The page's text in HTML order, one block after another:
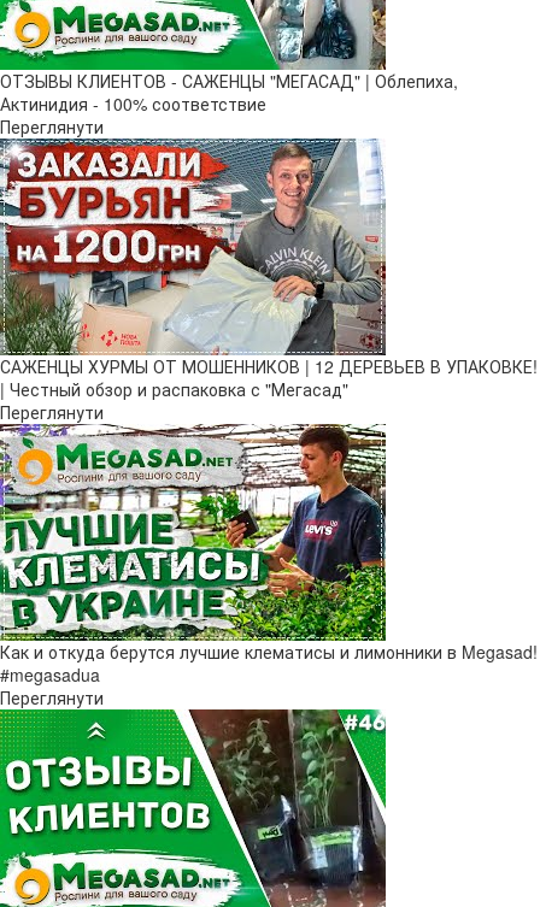
ОТЗЫВЫ КЛИЕНТОВ - САЖЕНЦЫ "МЕГАСАД" | Облепиха,
Актинидия - 100% соответствие
Переглянути
САЖЕНЦЫ ХУРМЫ ОТ МОШЕННИКОВ | 12 ДЕРЕВЬЕВ В УПАКОВКЕ!
| Честный обзор и распаковка с "Мегасад"
Переглянути
Как и откуда берутся лучшие клематисы и лимонники в Megasad!
#megasadua
Переглянути